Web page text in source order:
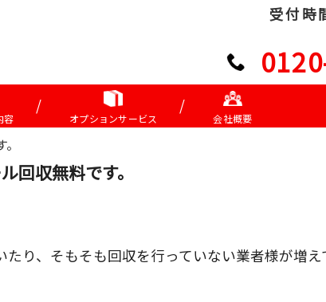
受付時
容 オプションサービス 会社概要
回収無料です。
り、そもそも回収を行っていない業者様が増え